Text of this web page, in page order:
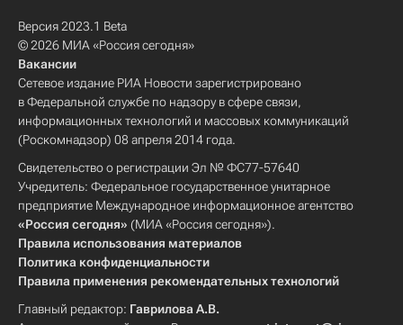
Версия 2023.1 Beta
© 2026 МИА «Россия сегодня»
Вакансии
Сетевое издание РИА Новости зарегистрировано
в Федеральной службе по надзору в сфере связи,
информационных технологий и массовых коммуникаций
(Роскомнадзор) 08 апреля 2014 года.
Свидетельство о регистрации Эл № ФС77-57640
Учредитель: Федеральное государственное унитарное
предприятие Международное информационное агентство
«Россия сегодня» (МИА «Россия сегодня»).
Правила использования материалов
Политика конфиденциальности
Правила применения рекомендательных технологий
Главный редактор: Гаврилова А.В.